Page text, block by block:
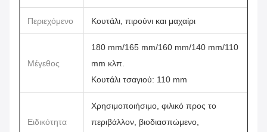
Περιεχόμενο Κουτάλι, πιρούνι και μαχαίρι
Μέγεθος
180 mm/165 mm/160 mm/140 mm/110
mm κλπ.
Κουτάλι τσαγιού: 110 mm
Ειδικότητα
Χρησιμοποιήσιμο, φιλικό προς το
περιβάλλον, βιοδιασπώμενο,